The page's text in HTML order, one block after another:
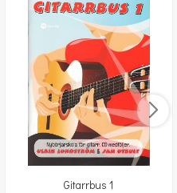
Gitarrbus 1